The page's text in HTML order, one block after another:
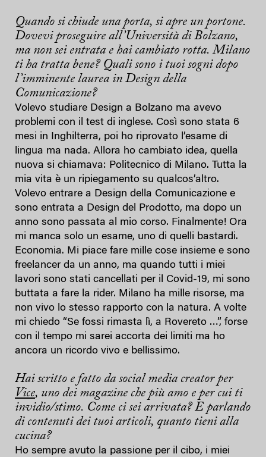
Quando si chiude una porta, si apre un portone.
Dovevi proseguire all’Università di Bolzano,
ma non sei entrata e hai cambiato rotta. Milano
ti ha tratta bene? Quali sono i tuoi sogni dopo
l’imminente laurea in Design della
Comunicazione?
Volevo studiare Design a Bolzano ma avevo
problemi con il test di inglese. Così sono stata 6
mesi in Inghilterra, poi ho riprovato l’esame di
lingua ma nada. Allora ho cambiato idea, quella
nuova si chiamava: Politecnico di Milano. Tutta la
mia vita è un ripiegamento su qualcos’altro.
Volevo entrare a Design della Comunicazione e
sono entrata a Design del Prodotto, ma dopo un
anno sono passata al mio corso. Finalmente! Ora
mi manca solo un esame, uno di quelli bastardi.
Economia. Mi piace fare mille cose insieme e sono
freelancer da un anno, ma quando tutti i miei
lavori sono stati cancellati per il Covid-19, mi sono
buttata a fare la rider. Milano ha mille risorse, ma
non vivo lo stesso rapporto con la natura. A volte
mi chiedo “Se fossi rimasta lì, a Rovereto …”, forse
con il tempo mi sarei accorta dei limiti ma ho
ancora un ricordo vivo e bellissimo.
Hai scritto e fatto da social media creator per
Vice, uno dei magazine che più amo e per cui ti
invidio/stimo. Come ci sei arrivata? E parlando
di contenuti dei tuoi articoli, quanto tieni alla
cucina?
Ho sempre avuto la passione per il cibo, i miei